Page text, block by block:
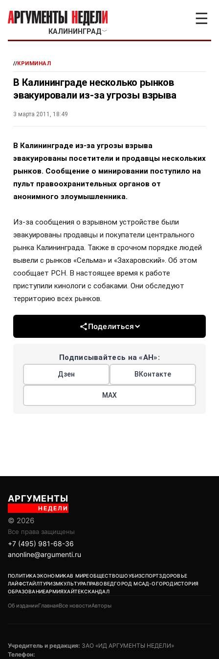
КАЛИНИНГРАД﹀
☰
//КРИМИНАЛ
В Калининграде несколько рынков
эвакуировали из-за угрозы взрыва
3 марта 2011, 18:49
В Калининграде из-за угрозы взрыва
эвакуированы посетители и продавцы нескольких
рынков. Сообщение о минировании поступило на
пульт правоохранительных органов от
анонимного злоумышленника.
Из-за сообщения о взрывном устройстве были
эвакуированы продавцы и покупатели центрального
рынка Калининграда. Также в срочном порядке людей
вывели с рынков «Сельма» и «Захаровский». Об этом
сообщает РСН. В настоящее время к работе
приступили кинологи с собаками. Они обследуют
территорию всех рынков.
Поделиться
Подписывайтесь на «АН»:
Дзен ВКонтакте
МАХ
АРГУМЕНТЫ
НЕДЕЛИ
© 2026
Все права защищены
+7 (495) 981-68-36
anonline@argumenti.ru
ПОЛИТИКАЭКОНОМИКАВ МИРЕОБЩЕСТВОШОУБИЗСПОРТЗДОРОВЬЕ
ЛАЙФСТАЙЛТУРИЗМКУЛЬТУРАПРАВОВЕДГОРОД МСАД-ОГОРОДИСТОРИЯ
ОБРАЗОВАНИЕАРМИЯХАЙТЕКСКАНДАЛ
Об изданииГлавнаяВсе новостиАвторы
Учредитель и редакция: ЗАО «ИД АРГУМЕНТЫ НЕДЕЛИ»
Телефон: